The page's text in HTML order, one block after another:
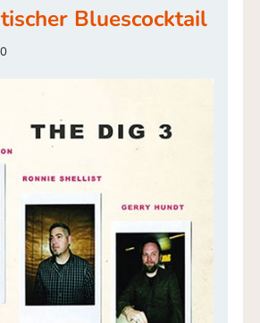
Bluescocktail